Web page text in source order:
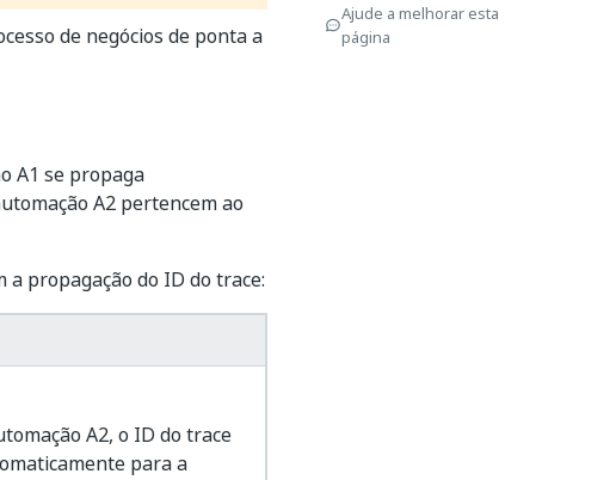
de negócios de ponta a
A1 se propaga
A2 pertencem ao
propagação do ID do trace:
A2, o ID do trace
para a
Ajude a melhorar esta
página